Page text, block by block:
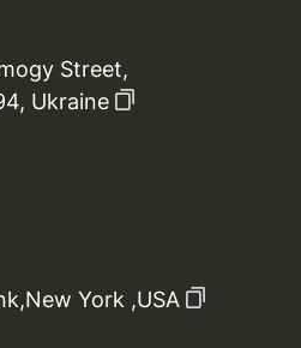
Street,
Ukraine
York ,USA